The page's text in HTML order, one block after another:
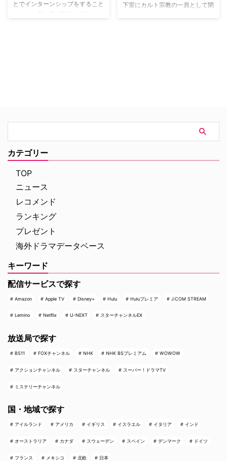
とでインターンシップをすること
下室にカルト宗教の一員として閉
カテゴリー
TOP
ニュース
レコメンド
ランキング
プレゼント
海外ドラマデータベース
キーワード
配信サービスで探す
Amazon Apple TV Disney+ Hulu Huluプレミア J:COM STREAM
Lemino Netflix U-NEXT スターチャンネルEX
放送局で探す
BS11 FOXチャンネル NHK NHK BSプレミアム WOWOW
アクションチャンネル スターチャンネル スーパー！ドラマTV
ミステリーチャンネル
国・地域で探す
アイルランド アメリカ イギリス イスラエル イタリア インド
オーストラリア カナダ スウェーデン スペイン デンマーク ドイツ
フランス メキシコ 北欧 日本